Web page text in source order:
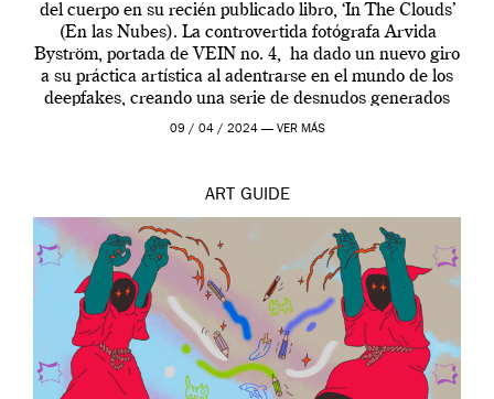
del cuerpo en su recién publicado libro, ‘In The Clouds’
(En las Nubes). La controvertida fotógrafa Arvida
Byström, portada de VEIN no. 4, ha dado un nuevo giro
a su práctica artística al adentrarse en el mundo de los
deepfakes, creando una serie de desnudos generados
por […]
09 / 04 / 2024 — VER MÁS
ART GUIDE